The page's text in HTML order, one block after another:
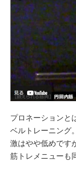
プロネーションと
ベルトレーニング
激はやや低めです
筋トレメニューも